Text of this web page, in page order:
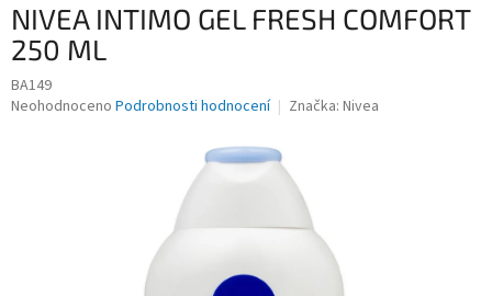
NIVEA INTIMO GEL FRESH COMFORT
250 ML
BA149
Průměrné
Neohodnoceno Podrobnosti hodnocení Značka: Nivea